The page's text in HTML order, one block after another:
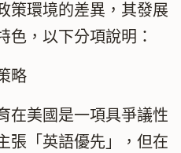
策環境的差異，其發展
色，以下分項說明：
略
美國是一項具爭議性
張「英語優先」，但在